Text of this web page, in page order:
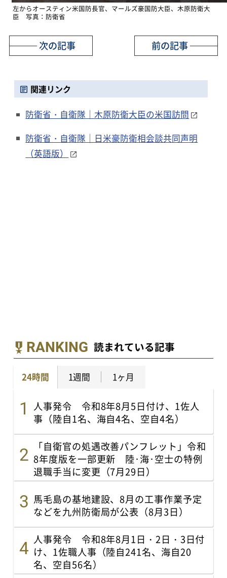
左からオースティン米国防長官、マールズ豪国防大臣、木原防衛大
臣 写真：防衛省
前の記事
次の記事
関連リンク
防衛省・自衛隊｜木原防衛大臣の米国訪問
防衛省・自衛隊｜日米豪防衛相会談共同声明
（英語版）
RANKING 読まれている記事
24時間 1週間 1ヶ月
人事発令 令和8年8月5日付け、1佐人
事（陸自1名、海自4名、空自4名）
「自衛官の処遇改善パンフレット」令和
8年度版を一部更新 陸･海･空士の特例
退職手当に変更（7月29日）
馬毛島の基地建設、8月の工事作業予定
などを九州防衛局が公表（8月3日）
人事発令 令和8年8月1日・2日・3日付
け、1佐職人事（陸自241名、海自20
名、空自56名）